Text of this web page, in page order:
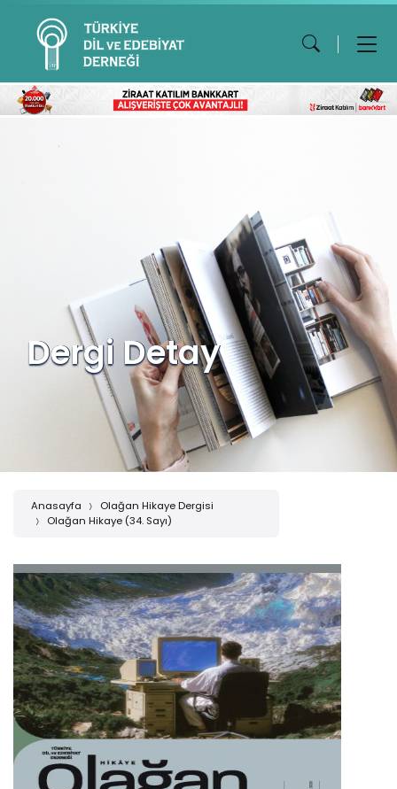
Dergi Detay
Anasayfa
Olağan Hikaye Dergisi
Olağan Hikaye (34. Sayı)